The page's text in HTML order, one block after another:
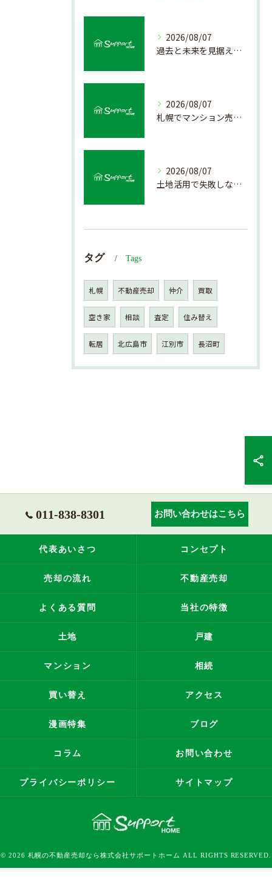
2026/08/07
過去と未来を見据えた戸建て売却の秘訣
2026/08/07
札幌でマンション売却を成功させる査定と価格の見極め方
2026/08/07
土地活用で失敗しない売却準備のポイント
タグ Tags
札幌 不動産売却 仲介 買取
空き家 相談 査定 住み替え
転居 北広島市 江別市 長沼町
011-838-8301 お問い合わせはこちら
代表あいさつ コンセプト
売却の流れ 不動産売却
よくある質問 当社の特徴
土地 戸建
マンション 相続
買い替え アクセス
漫画特集 ブログ
コラム お問い合わせ
プライバシーポリシー サイトマップ
© 2026 札幌の不動産売却なら株式会社サポートホーム ALL RIGHTS RESERVED.